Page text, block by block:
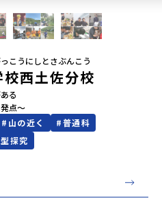
イン
こうにしとさぶんこう
西土佐分校
る
# 山の近く #普通科
探究